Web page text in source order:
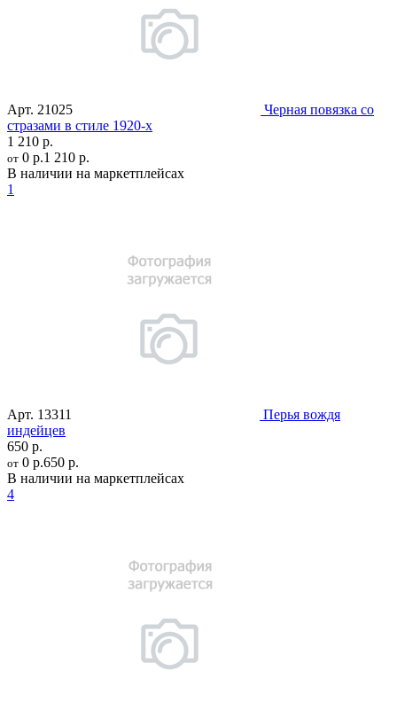
Арт. 21025
Черная повязка со
стразами в стиле 1920-х
1 210 р.
от 0 р.1 210 р.
В наличии на маркетплейсах
1
Арт. 13311
Перья вождя
индейцев
650 р.
от 0 р.650 р.
В наличии на маркетплейсах
4